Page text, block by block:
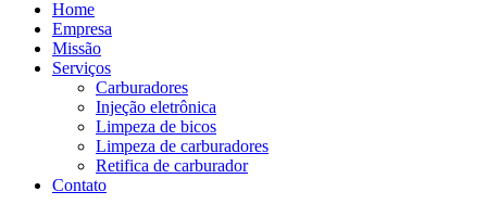
Home
Empresa
Missão
Serviços
Carburadores
Injeção eletrônica
Limpeza de bicos
Limpeza de carburadores
Retifica de carburador
Contato